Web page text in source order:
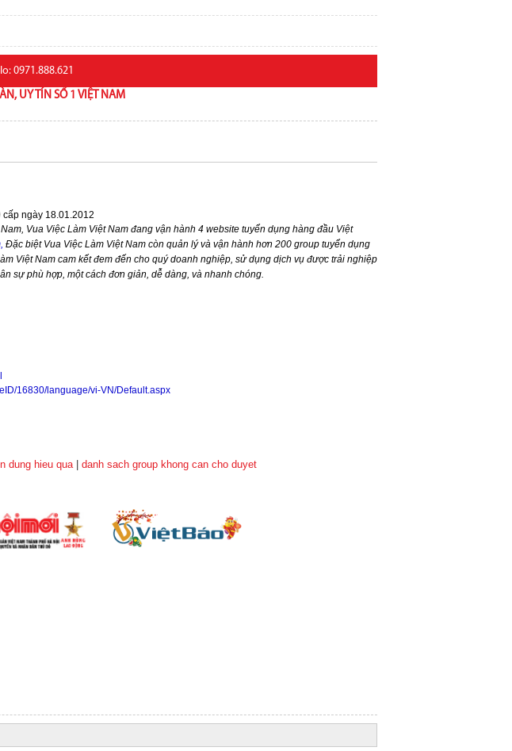
0971.888.621
UY TÍN SỐ 1 VIỆT NAM
ngày 18.01.2012
Vua Việc Làm Việt Nam đang vận hành 4 website tuyển dụng hàng đầu Việt
, Đặc biệt Vua Việc Làm Việt Nam còn quản lý và vận hành hơn 200 group tuyển dụng
Việt Nam cam kết đem đến cho quý doanh nghiệp, sử dụng dịch vụ được trải nghiệp
sự phù hợp, một cách đơn giản, dễ dàng, và nhanh chóng.
16830/language/vi-VN/Default.aspx
dung hieu qua| danh sach group khong can cho duyet